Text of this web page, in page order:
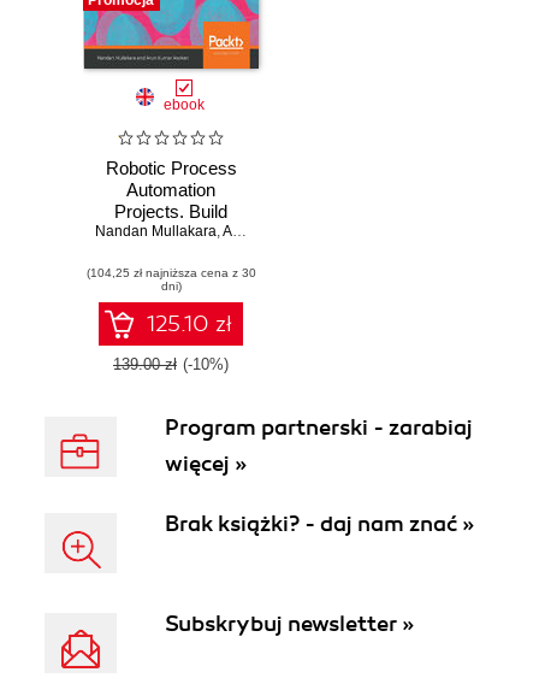
ebook
Robotic Process
Automation
Projects. Build
real-world RPA
UiPath and
Automation
Anywhere
Nandan Mullakara,Arun Kumar Asokan
(104,25 zł najniższa cena z 30
dni)
125.10 zł
139.00 zł (-10%)
Program partnerski - zarabiaj
więcej »
Brak książki? - daj nam znać »
Subskrybuj newsletter »